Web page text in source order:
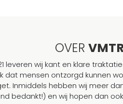
OVER
leveren wij kant en klare
dat mensen ontzorgd kunnen
Inmiddels hebben wij meer
bedankt!) en wij hopen dan